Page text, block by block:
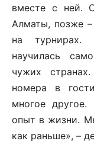
вместе с ней.
Алматы, позже
на турнирах.
научилась
чужих
номера в
многое
опыт в жизни.
как раньше», –